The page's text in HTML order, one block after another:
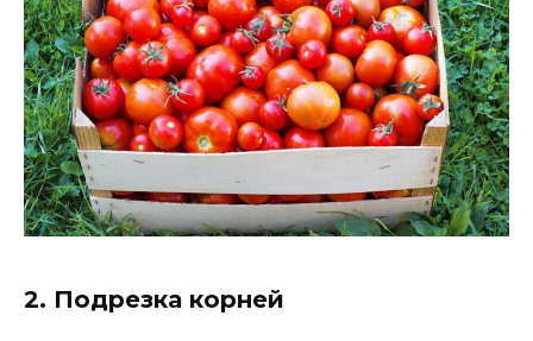
2. Подрезка корней